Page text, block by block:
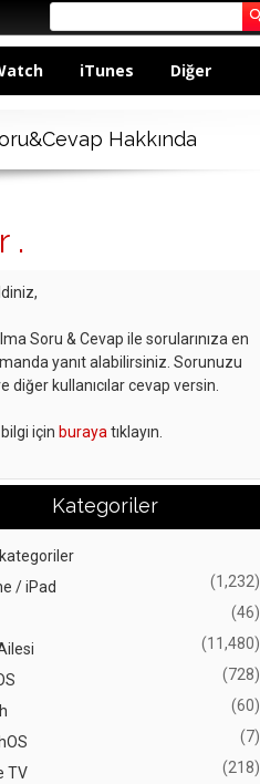
iTunes Diğer
Hakkında
.
Soru & Cevap ile sorularınıza en
yanıt alabilirsiniz. Sorunuzu
diğer kullanıcılar cevap versin.
bilgi için buraya tıklayın.
Kategoriler
/ iPad
(1,232)
(46)
(11,480)
(728)
(60)
(7)
TV (218)